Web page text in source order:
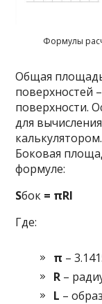
Формулы
Общая площадь
поверхностей
поверхности.
для
калькулятором.
Боковая
формуле:
Sбок = πRl
Где:
π –
R –
L –